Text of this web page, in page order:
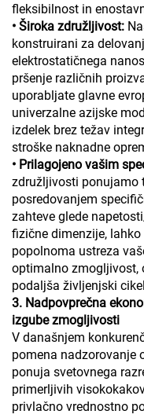
fleksibilnost in
• Široka združljivost:
konstruirani za
elektrostatičnega
pršenje različnih
uporabljate glavne
univerzalne azijske
izdelek brez težav
stroške naknadne
• Prilagojeno vašim
združljivosti ponujamo
posredovanjem
zahteve glede
fizične dimenzije,
popolnoma ustreza
optimalno zmogljivost,
podaljša življenjski
3. Nadpovprečna
izgube zmogljivosti
V današnjem
pomena nadzorovanje
ponuja svetovnega
primerljivih
privlačno vrednostno